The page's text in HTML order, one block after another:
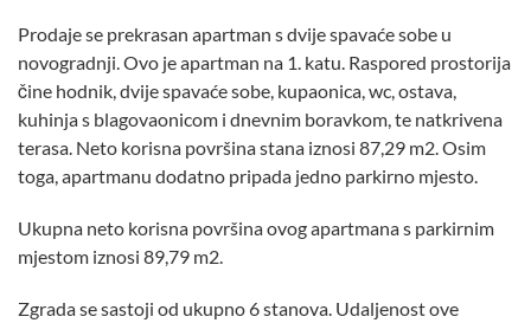
Prodaje se prekrasan apartman s dvije spavaće sobe u
novogradnji. Ovo je apartman na 1. katu. Raspored prostorija
čine hodnik, dvije spavaće sobe, kupaonica, wc, ostava,
kuhinja s blagovaonicom i dnevnim boravkom, te natkrivena
terasa. Neto korisna površina stana iznosi 87,29 m2. Osim
toga, apartmanu dodatno pripada jedno parkirno mjesto.
Ukupna neto korisna površina ovog apartmana s parkirnim
mjestom iznosi 89,79 m2.
Zgrada se sastoji od ukupno 6 stanova. Udaljenost ove